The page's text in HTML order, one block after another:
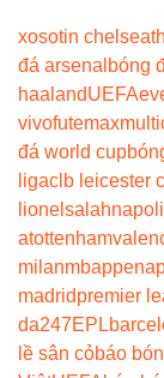
xosotin chelsea
đá arsenal bóng
haalandUEFA
vivofutemax
đá world cup
ligaclb leicester
lionel salahnapoli
atottenham
milanmbappe
madridpremier
da247EPL
lề sân cỏbáo